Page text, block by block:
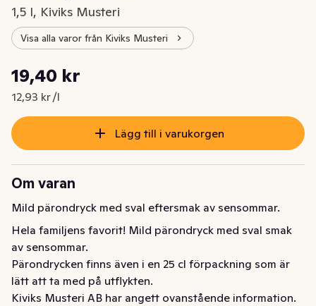
1,5 l, Kiviks Musteri
Visa alla varor från Kiviks Musteri
Nuvarande pris är: 19,40 kr
19,40 kr
12,93 kr /l
Styckpris: 12,93 kr /l
Lägg till i varukorgen
Om varan
Mild pärondryck med sval eftersmak av sensommar.
Hela familjens favorit! Mild pärondryck med sval smak
av sensommar.
Pärondrycken finns även i en 25 cl förpackning som är
lätt att ta med på utflykten.
Kiviks Musteri AB har angett ovanstående information.